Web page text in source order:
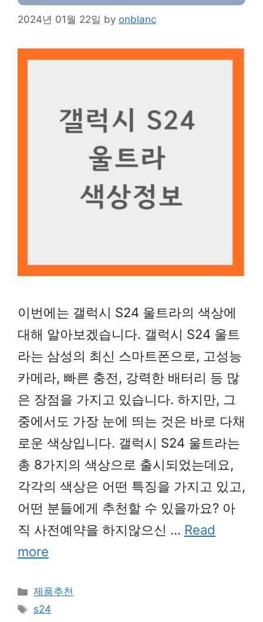
2024년 01월 22일 by onblanc
이번에는 갤럭시 S24 울트라의 색상에
대해 알아보겠습니다. 갤럭시 S24 울트
라는 삼성의 최신 스마트폰으로, 고성능
카메라, 빠른 충전, 강력한 배터리 등 많
은 장점을 가지고 있습니다. 하지만, 그
중에서도 가장 눈에 띄는 것은 바로 다채
로운 색상입니다. 갤럭시 S24 울트라는
총 8가지의 색상으로 출시되었는데요,
각각의 색상은 어떤 특징을 가지고 있고,
어떤 분들에게 추천할 수 있을까요? 아
직 사전예약을 하지않으신 … Read
more
Categories
제품추천
Tags
s24